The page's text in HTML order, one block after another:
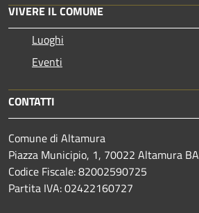
VIVERE IL COMUNE
Luoghi
Eventi
CONTATTI
Comune di Altamura
Piazza Municipio, 1, 70022 Altamura BA
Codice Fiscale: 82002590725
Partita IVA: 02422160727